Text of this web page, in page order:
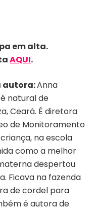
em alta.
AQUI.
autora:Anna
natural de
Ceará. É diretora
de Monitoramento
na escola
como a melhor
despertou
Ficava na fazenda
de cordel para
é autora de